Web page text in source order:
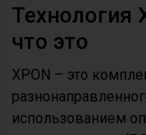
Технология
что это
XPON – это
использованием